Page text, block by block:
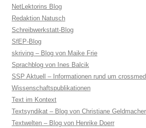
NetLektorins Blog
Redaktion Natusch
Schreibwerkstatt-Blog
SfEP-Blog
skriving – Blog von Maike Frie
Sprachblog von Ines Balcik
SSP Aktuell – Informationen rund um
Wissenschaftspublikationen
Text im Kontext
Textsyndikat – Blog von Christiane Geldmacher
Textwelten – Blog von Henrike Doerr